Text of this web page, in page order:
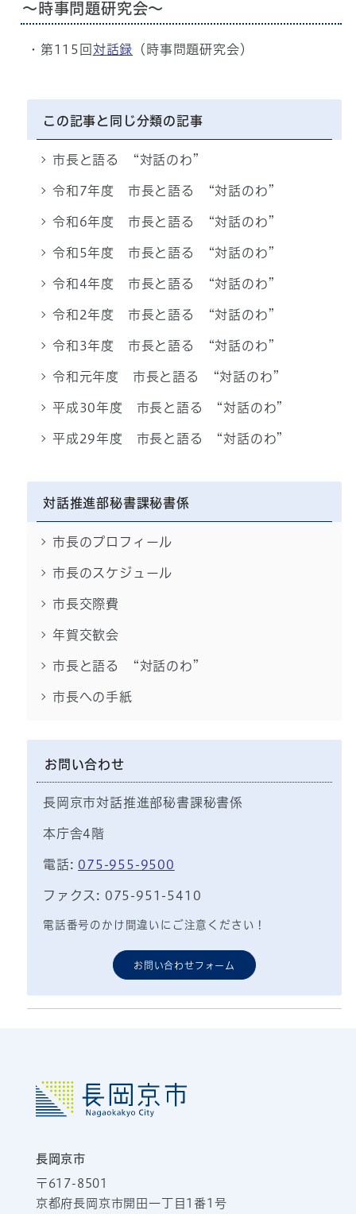
～時事問題研究会～
・第115回 対話録 （時事問題研究会）
この記事と同じ分類の記事
市長と語る “対話のわ”
令和7年度 市長と語る “対話のわ”
令和6年度 市長と語る “対話のわ”
令和5年度 市長と語る “対話のわ”
令和4年度 市長と語る “対話のわ”
令和2年度 市長と語る “対話のわ”
令和3年度 市長と語る “対話のわ”
令和元年度 市長と語る “対話のわ”
平成30年度 市長と語る “対話のわ”
平成29年度 市長と語る “対話のわ”
対話推進部秘書課秘書係
市長のプロフィール
市長のスケジュール
市長交際費
年賀交歓会
市長と語る “対話のわ”
市長への手紙
お問い合わせ
長岡京市対話推進部秘書課秘書係
本庁舎4階
電話: 075-955-9500
ファクス: 075-951-5410
電話番号のかけ間違いにご注意ください！
お問い合わせフォーム
長岡京市
〒617-8501
京都府長岡京市開田一丁目1番1号